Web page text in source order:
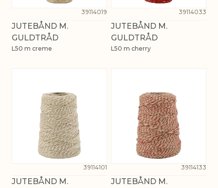
39114019
JUTEBÅND M.
GULDTRÅD
L50 m creme
39114033
JUTEBÅND M.
GULDTRÅD
L50 m cherry
39114101
JUTEBÅND M.
39114133
JUTEBÅND M.